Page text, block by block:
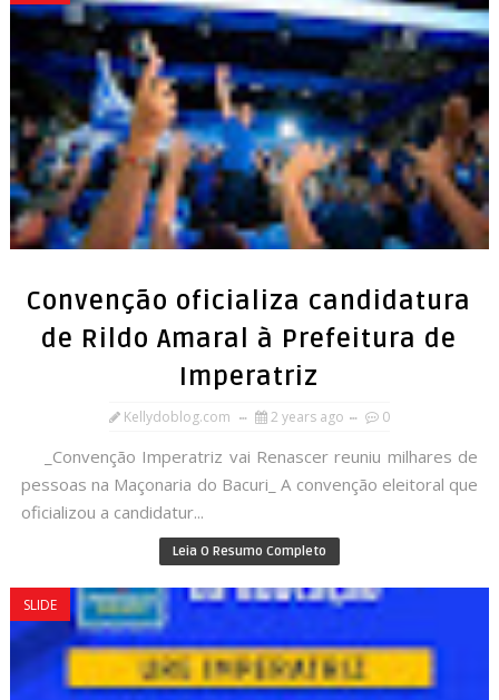
Convenção oficializa candidatura
de Rildo Amaral à Prefeitura de
Imperatriz
Kellydoblog.com 2 years ago 0
_Convenção Imperatriz vai Renascer reuniu milhares de
pessoas na Maçonaria do Bacuri_ A convenção eleitoral que
oficializou a candidatur...
Leia O Resumo Completo
SLIDE